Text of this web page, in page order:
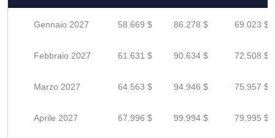
Gennaio 2027 58.669 $ 86.278 $ 69.023 $
Febbraio 2027 61.631 $ 90.634 $ 72.508 $
Marzo 2027 64.563 $ 94.946 $ 75.957 $
Aprile 2027 67.996 $ 99.994 $ 79.995 $